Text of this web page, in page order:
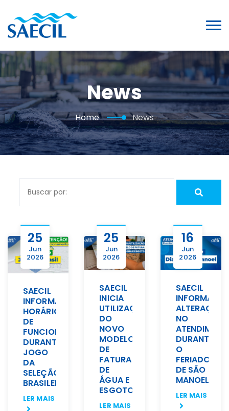
News
Home News
25
Jun
2026
SAECIL
INFORMA
HORÁRIOS
DE
FUNCIONAMENTO
DURANTE
JOGO
DA
SELEÇÃO
BRASILEIRA
LER MAIS
25
Jun
2026
SAECIL
INICIA
UTILIZAÇÃO
DO
NOVO
MODELO
DE
FATURA
DE
ÁGUA E
ESGOTO
LER MAIS
16
Jun
2026
SAECIL
INFORMA
ALTERAÇÃO
NO
DURANTE
O
FERIADO
DE SÃO
MANOEL
LER MAIS